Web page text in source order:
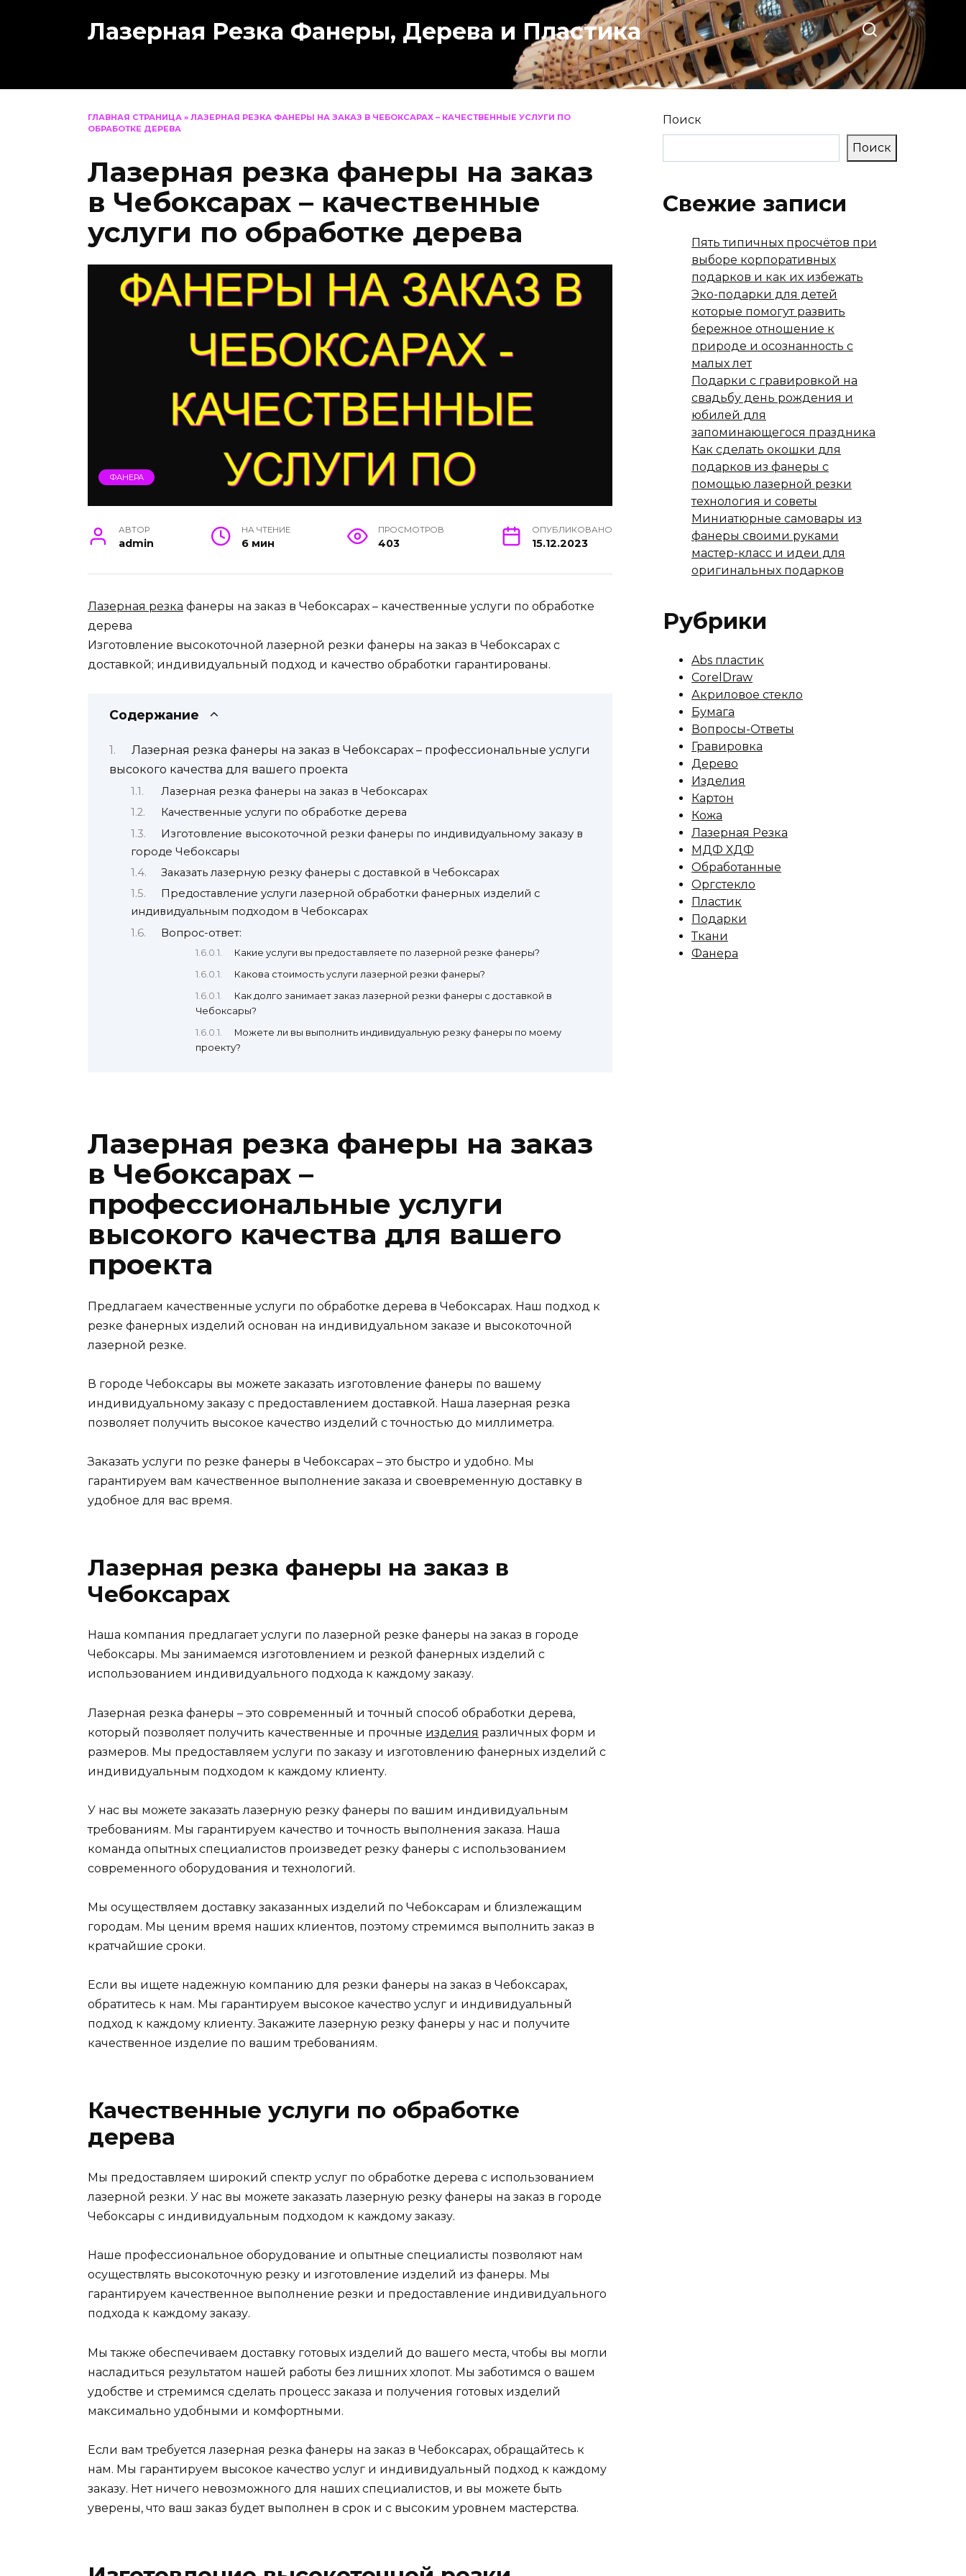
Лазерная Резка Фанеры, Дерева и Пластика
ГЛАВНАЯ СТРАНИЦА » ЛАЗЕРНАЯ РЕЗКА ФАНЕРЫ НА ЗАКАЗ В ЧЕБОКСАРАХ – КАЧЕСТВЕННЫЕ УСЛУГИ ПО
ОБРАБОТКЕ ДЕРЕВА
Лазерная резка фанеры на заказ
в Чебоксарах – качественные
услуги по обработке дерева
ФАНЕРА
АВТОР
admin
НА ЧТЕНИЕ
6 мин
ПРОСМОТРОВ
403
ОПУБЛИКОВАНО
15.12.2023
Лазерная резка фанеры на заказ в Чебоксарах – качественные услуги по обработке
дерева
Изготовление высокоточной лазерной резки фанеры на заказ в Чебоксарах с
доставкой; индивидуальный подход и качество обработки гарантированы.
Содержание
Лазерная резка фанеры на заказ в Чебоксарах – профессиональные услуги
высокого качества для вашего проекта
Лазерная резка фанеры на заказ в Чебоксарах
Качественные услуги по обработке дерева
Изготовление высокоточной резки фанеры по индивидуальному заказу в
городе Чебоксары
Заказать лазерную резку фанеры с доставкой в Чебоксарах
Предоставление услуги лазерной обработки фанерных изделий с
индивидуальным подходом в Чебоксарах
Вопрос-ответ:
Какие услуги вы предоставляете по лазерной резке фанеры?
Какова стоимость услуги лазерной резки фанеры?
Как долго занимает заказ лазерной резки фанеры с доставкой в
Чебоксары?
Можете ли вы выполнить индивидуальную резку фанеры по моему
проекту?
Лазерная резка фанеры на заказ
в Чебоксарах –
профессиональные услуги
высокого качества для вашего
проекта
Предлагаем качественные услуги по обработке дерева в Чебоксарах. Наш подход к
резке фанерных изделий основан на индивидуальном заказе и высокоточной
лазерной резке.
В городе Чебоксары вы можете заказать изготовление фанеры по вашему
индивидуальному заказу с предоставлением доставкой. Наша лазерная резка
позволяет получить высокое качество изделий с точностью до миллиметра.
Заказать услуги по резке фанеры в Чебоксарах – это быстро и удобно. Мы
гарантируем вам качественное выполнение заказа и своевременную доставку в
удобное для вас время.
Лазерная резка фанеры на заказ в
Чебоксарах
Наша компания предлагает услуги по лазерной резке фанеры на заказ в городе
Чебоксары. Мы занимаемся изготовлением и резкой фанерных изделий с
использованием индивидуального подхода к каждому заказу.
Лазерная резка фанеры – это современный и точный способ обработки дерева,
который позволяет получить качественные и прочные изделия различных форм и
размеров. Мы предоставляем услуги по заказу и изготовлению фанерных изделий с
индивидуальным подходом к каждому клиенту.
У нас вы можете заказать лазерную резку фанеры по вашим индивидуальным
требованиям. Мы гарантируем качество и точность выполнения заказа. Наша
команда опытных специалистов произведет резку фанеры с использованием
современного оборудования и технологий.
Мы осуществляем доставку заказанных изделий по Чебоксарам и близлежащим
городам. Мы ценим время наших клиентов, поэтому стремимся выполнить заказ в
кратчайшие сроки.
Если вы ищете надежную компанию для резки фанеры на заказ в Чебоксарах,
обратитесь к нам. Мы гарантируем высокое качество услуг и индивидуальный
подход к каждому клиенту. Закажите лазерную резку фанеры у нас и получите
качественное изделие по вашим требованиям.
Качественные услуги по обработке
дерева
Мы предоставляем широкий спектр услуг по обработке дерева с использованием
лазерной резки. У нас вы можете заказать лазерную резку фанеры на заказ в городе
Чебоксары с индивидуальным подходом к каждому заказу.
Наше профессиональное оборудование и опытные специалисты позволяют нам
осуществлять высокоточную резку и изготовление изделий из фанеры. Мы
гарантируем качественное выполнение резки и предоставление индивидуального
подхода к каждому заказу.
Мы также обеспечиваем доставку готовых изделий до вашего места, чтобы вы могли
насладиться результатом нашей работы без лишних хлопот. Мы заботимся о вашем
удобстве и стремимся сделать процесс заказа и получения готовых изделий
максимально удобными и комфортными.
Если вам требуется лазерная резка фанеры на заказ в Чебоксарах, обращайтесь к
нам. Мы гарантируем высокое качество услуг и индивидуальный подход к каждому
заказу. Нет ничего невозможного для наших специалистов, и вы можете быть
уверены, что ваш заказ будет выполнен в срок и с высоким уровнем мастерства.
Поиск
Поиск
Свежие записи
Пять типичных просчётов при
выборе корпоративных
подарков и как их избежать
Эко-подарки для детей
которые помогут развить
бережное отношение к
природе и осознанность с
малых лет
Подарки с гравировкой на
свадьбу день рождения и
юбилей для
запоминающегося праздника
Как сделать окошки для
подарков из фанеры с
помощью лазерной резки
технология и советы
Миниатюрные самовары из
фанеры своими руками
мастер-класс и идеи для
оригинальных подарков
Рубрики
Abs пластик
CorelDraw
Акриловое стекло
Бумага
Вопросы-Ответы
Гравировка
Дерево
Изделия
Картон
Кожа
Лазерная Резка
МДФ ХДФ
Обработанные
Оргстекло
Пластик
Подарки
Ткани
Фанера